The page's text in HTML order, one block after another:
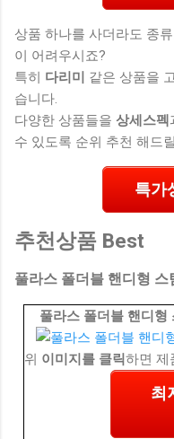
상품 하나를 사더라도 종
이 어려우시죠?
특히 다리미 같은 상품을
습니다.
다양한 상품들을 상세스펙
수 있도록 순위 추천 해드
특가
추천상품 Best
풀라스 폴더블 핸디형
풀라스 폴더블 핸디
위 이미지를 클릭하면 제
최